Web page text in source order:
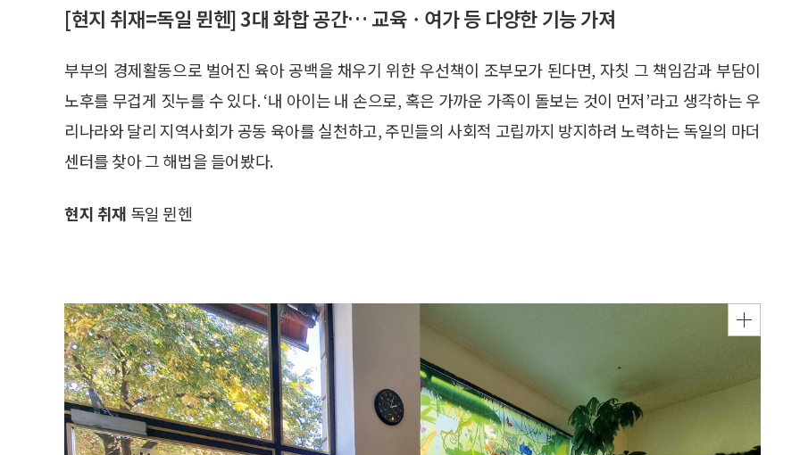
[현지 취재=독일 뮌헨] 3대 화합 공간… 교육ㆍ여가 등 다양한 기능 가져
부부의 경제활동으로 벌어진 육아 공백을 채우기 위한 우선책이 조부모가 된다면, 자칫 그 책임감과 부담이
노후를 무겁게 짓누를 수 있다. ‘내 아이는 내 손으로, 혹은 가까운 가족이 돌보는 것이 먼저’라고 생각하는 우
리나라와 달리 지역사회가 공동 육아를 실천하고, 주민들의 사회적 고립까지 방지하려 노력하는 독일의 마더
센터를 찾아 그 해법을 들어봤다.
현지 취재 독일 뮌헨